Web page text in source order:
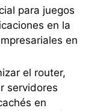
para juegos
en la
en
el router,
servidores
en